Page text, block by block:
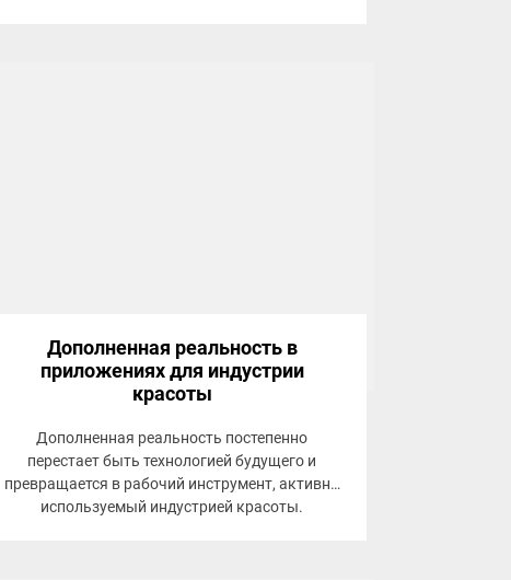
Дополненная реальность в
приложениях для индустрии
красоты
Дополненная реальность постепенно
перестает быть технологией будущего и
превращается в рабочий инструмент, активно
используемый индустрией красоты.